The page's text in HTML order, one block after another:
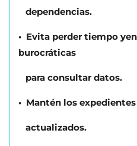
dependencias.
• Evita perder tiempo
burocráticas
para consultar datos.
• Mantén los
actualizados.